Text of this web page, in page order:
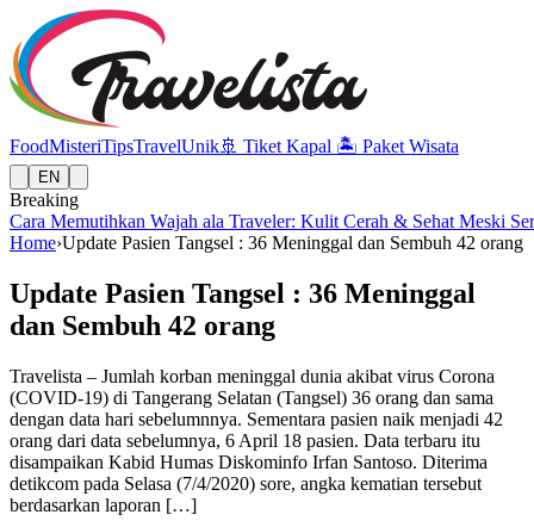
FoodMisteriTipsTravelUnik🚢 Tiket Kapal 🏝️ Paket Wisata
EN
Breaking
Cara Memutihkan Wajah ala Traveler: Kulit Cerah & Sehat Meski
Home›Update Pasien Tangsel : 36 Meninggal dan Sembuh 42 orang
Update Pasien Tangsel : 36 Meninggal
dan Sembuh 42 orang
Travelista – Jumlah korban meninggal dunia akibat virus Corona
(COVID-19) di Tangerang Selatan (Tangsel) 36 orang dan sama
dengan data hari sebelumnnya. Sementara pasien naik menjadi 42
orang dari data sebelumnya, 6 April 18 pasien. Data terbaru itu
disampaikan Kabid Humas Diskominfo Irfan Santoso. Diterima
detikcom pada Selasa (7/4/2020) sore, angka kematian tersebut
berdasarkan laporan […]